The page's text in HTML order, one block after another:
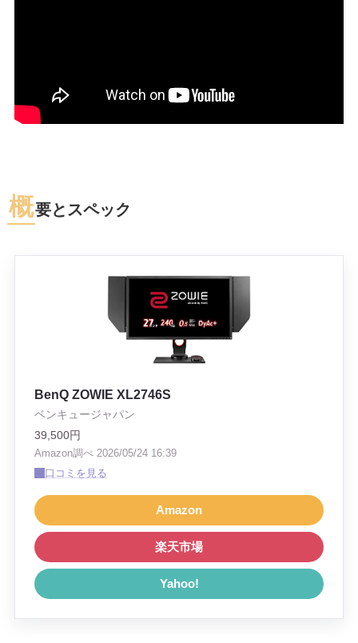
概要とスペック
BenQ ZOWIE XL2746S
ベンキュージャパン
39,500円
Amazon調べ 2026/05/24 16:39
口コミを見る
Amazon
楽天市場
Yahoo!